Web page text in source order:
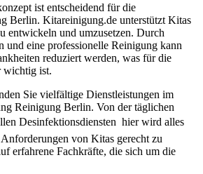
ist entscheidend für die
Berlin. Kitareinigung.de unterstützt Kitas
entwickeln und umzusetzen. Durch
und eine professionelle Reinigung kann
reduziert werden, was für die
wichtig ist.
Sie vielfältige Dienstleistungen im
Reinigung Berlin. Von der täglichen
Desinfektionsdiensten  hier wird alles
von Kitas gerecht zu
erfahrene Fachkräfte, die sich um die